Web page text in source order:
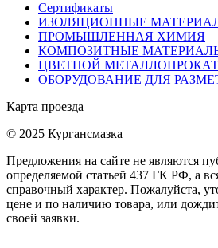
Сертификаты
ИЗОЛЯЦИОННЫЕ
ПРОМЫШЛЕННАЯ ХИМИЯ
КОМПОЗИТНЫЕ
ЦВЕТНОЙ МЕТАЛЛОПРОКАТ
ОБОРУДОВАНИЕ ДЛЯ
Карта проезда
© 2025 Кургансмазка
Предложения на сайте не являются
определяемой статьей 437 ГК РФ, а
справочный характер. Пожалуйста,
цене и по наличию товара, или
своей заявки.